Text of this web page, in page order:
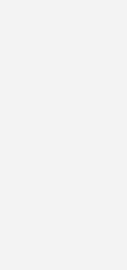
Geräte verfügbar,
mit dem
sind also
Heizstab) in der Lage,
zu erreichen.
von
Zweifamilienhäuser),
unter anderem
Geräte relativ hoch
sogar
ist